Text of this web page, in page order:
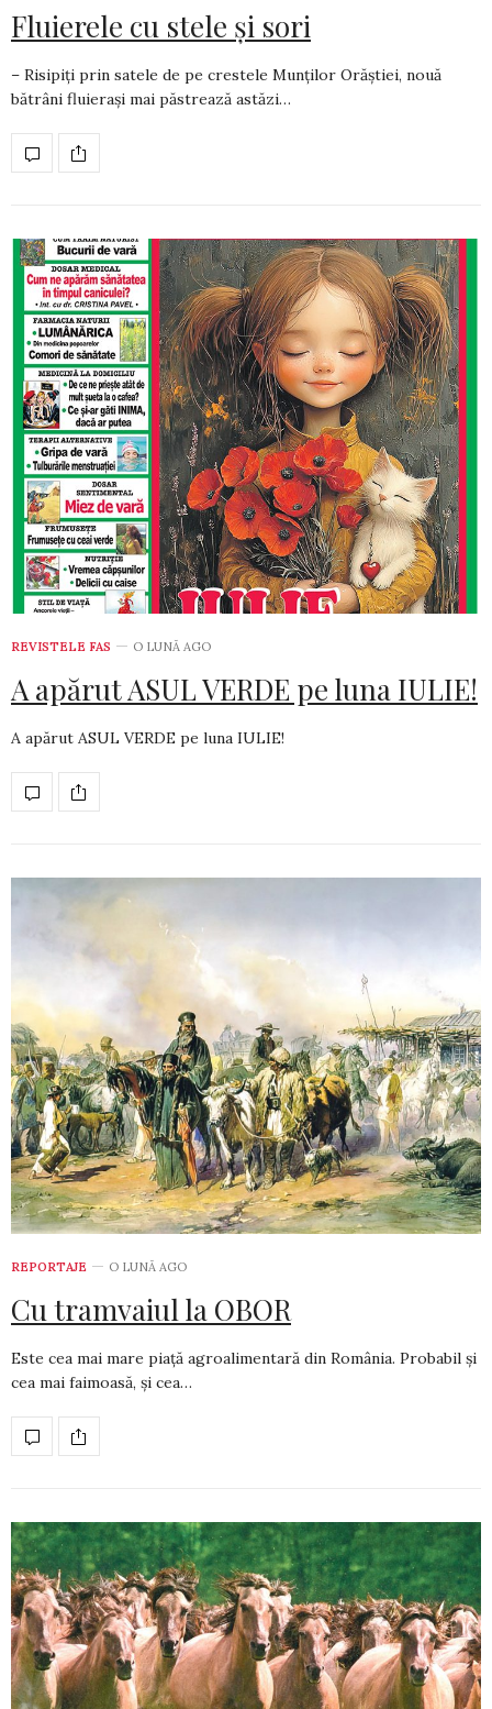
Fluierele cu stele şi sori
– Risipiţi prin satele de pe crestele Munţilor Orăştiei, nouă
bătrâni fluieraşi mai păstrează astăzi…
REVISTELE FAS O LUNĂ AGO
A apărut ASUL VERDE pe luna IULIE!
A apărut ASUL VERDE pe luna IULIE!
REPORTAJE O LUNĂ AGO
Cu tramvaiul la OBOR
Este cea mai mare piață agroalimentară din România. Probabil și
cea mai faimoasă, și cea…